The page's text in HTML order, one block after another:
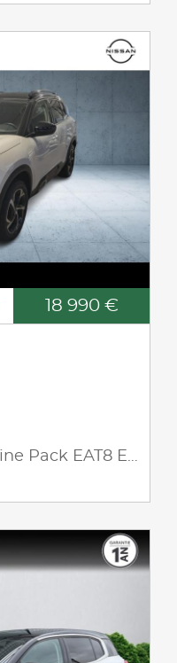
18 990 €
PureTech 130ch S&S Shine Pack EAT8 E6.d